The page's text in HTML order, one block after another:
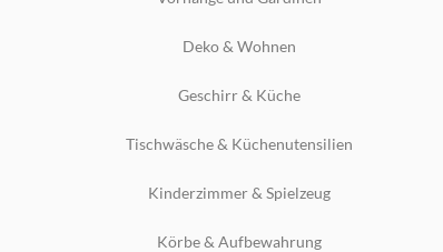
Deko & Wohnen
Geschirr & Küche
Tischwäsche & Küchenutensilien
Kinderzimmer & Spielzeug
Körbe & Aufbewahrung